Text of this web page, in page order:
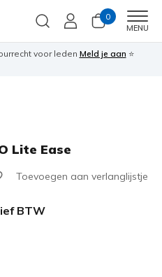
0
MENU
voor leden Meld je aan ⭐
Lite Ease
Toevoegen aan verlanglijstje
BTW